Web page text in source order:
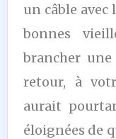
un câble avec
bonnes
brancher
retour, à
aurait
éloignées de